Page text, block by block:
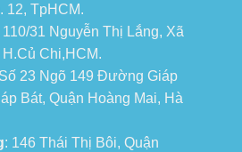
12, TpHCM.
110/31 Nguyễn Thị Lắng, Xã
Chi,HCM.
23 Ngõ 149 Đường Giáp
Bát, Quận Hoàng Mai, Hà
: 146 Thái Thị Bôi, Quận